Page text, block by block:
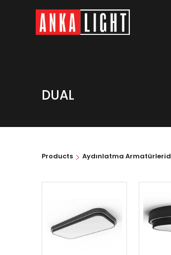
DUAL
Products Aydınlatma Armatürlerid